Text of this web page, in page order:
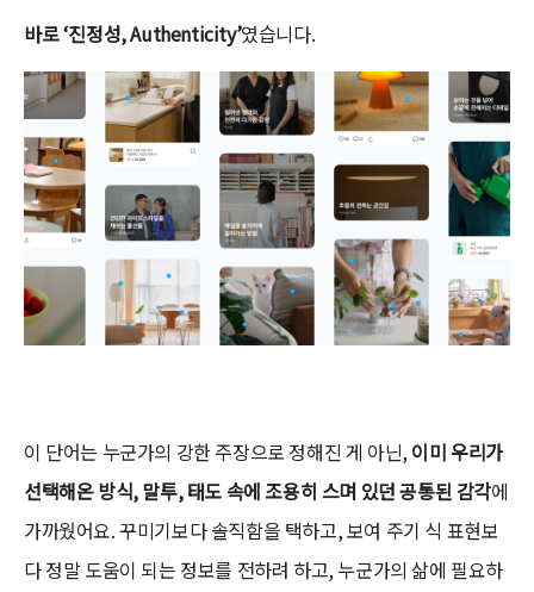
바로 ‘진정성, Authenticity’였습니다.
이 단어는 누군가의 강한 주장으로 정해진 게 아닌,이미 우리가
선택해온 방식, 말투, 태도 속에 조용히 스며 있던 공통된 감각에
가까웠어요. 꾸미기보다 솔직함을 택하고, 보여 주기 식 표현보
다 정말 도움이 되는 정보를 전하려 하고, 누군가의 삶에 필요하